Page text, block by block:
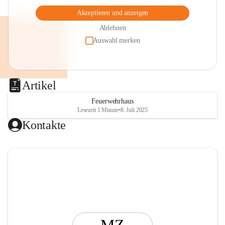
Akzeptieren und anzeigen
Ablehnen
Auswahl merken
Artikel
Feuerwehrhaus
Lesezeit 1 Minute•8. Juli 2025
Kontakte